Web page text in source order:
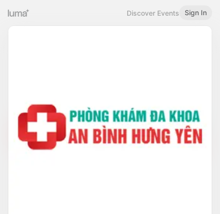
Discover Events Sign In